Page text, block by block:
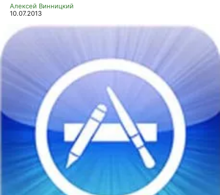
Алексей Винницкий
10.07.2013